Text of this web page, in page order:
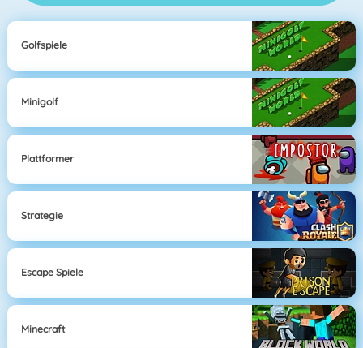
Golfspiele
Minigolf
Plattformer
Strategie
Escape Spiele
Minecraft